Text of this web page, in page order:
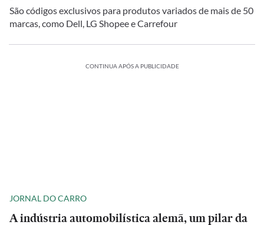
São códigos exclusivos para produtos variados de mais de 50
marcas, como Dell, LG Shopee e Carrefour
CONTINUA APÓS A PUBLICIDADE
JORNAL DO CARRO
A indústria automobilística alemã, um pilar da